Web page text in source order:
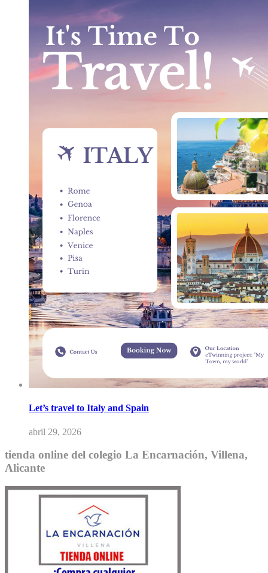
Let’s travel to Italy and Spain
abril 29, 2026
tienda online del colegio La Encarnación, Villena,
Alicante